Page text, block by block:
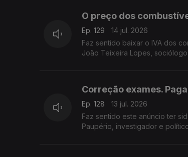
O preço dos
Ep. 129
14 jul. 2026
Faz sentido baixar o IVA dos
João Teixeira Lopes,
Correção exames.
Ep. 128
13 jul. 2026
Faz sentido este anúncio ter
Paupério, investigador e